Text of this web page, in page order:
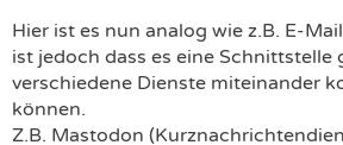
Hier ist es nun analog wie z.B. E-
ist jedoch dass es eine Schnittstelle
verschiedene Dienste miteinander
können.
Z.B. Mastodon